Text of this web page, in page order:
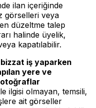
ilan içeriğinde
görselleri veya
düzeltme talep
halinde üyelik,
kapatılabilir.
iş yaparken
yere ve
ilgisi olmayan, temsili,
ait görseller